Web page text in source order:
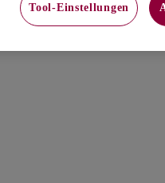
Tool-Einstellungen